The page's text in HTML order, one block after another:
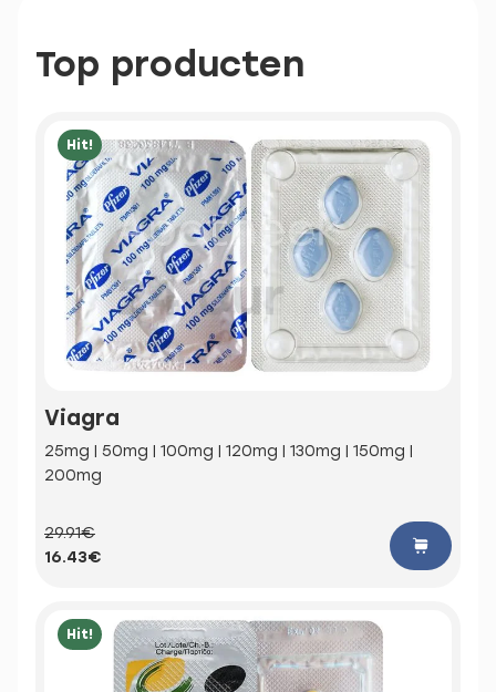
Top producten
Hit!
Viagra
25mg | 50mg | 100mg | 120mg | 130mg | 150mg |
200mg
29.91€
16.43€
Hit!